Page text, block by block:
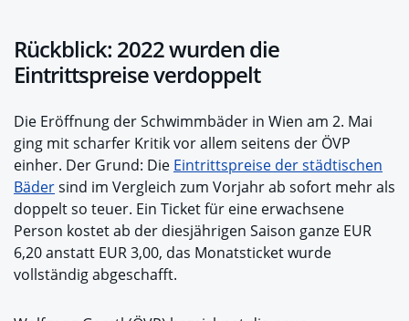
Rückblick: 2022 wurden die
Eintrittspreise verdoppelt
Die Eröffnung der Schwimmbäder in Wien am 2. Mai
ging mit scharfer Kritik vor allem seitens der ÖVP
einher. Der Grund: Die Eintrittspreise der städtischen
Bädersind im Vergleich zum Vorjahr ab sofort mehr als
doppelt so teuer. Ein Ticket für eine erwachsene
Person kostet ab der diesjährigen Saison ganze EUR
6,20 anstatt EUR 3,00, das Monatsticket wurde
vollständig abgeschafft.